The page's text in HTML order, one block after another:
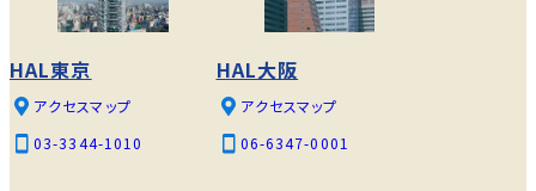
HAL東京
アクセスマップ
03-3344-1010
HAL大阪
アクセスマップ
06-6347-0001